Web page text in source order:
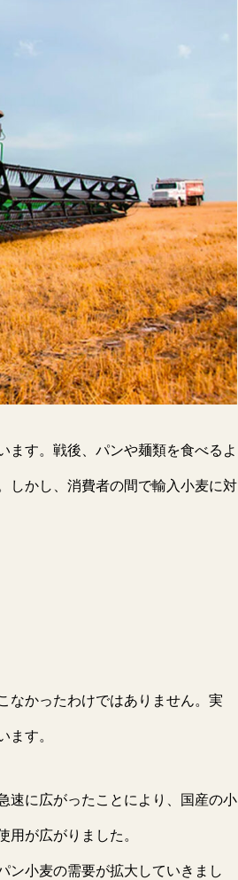
ます。戦後、パンや麺類を食べるよ
しかし、消費者の間で輸入小麦に対
なかったわけではありません。実
ます。
速に広がったことにより、国産の小
が広がりました。
ン小麦の需要が拡大していきまし